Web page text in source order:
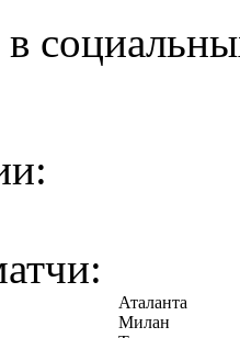
Аталанта
Милан